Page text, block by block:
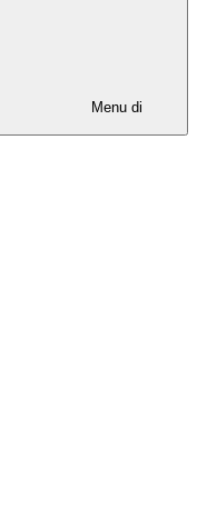
Menu di